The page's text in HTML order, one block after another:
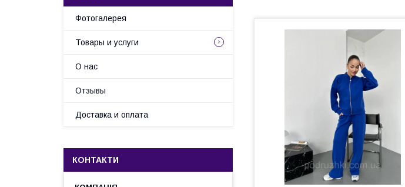
Фотогалерея
Товары и услуги
О нас
Отзывы
Доставка и оплата
КОНТАКТИ